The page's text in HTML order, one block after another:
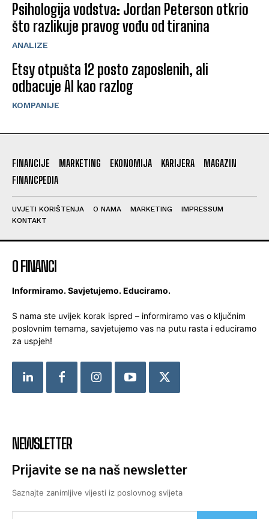
Psihologija vodstva: Jordan Peterson otkrio
što razlikuje pravog vođu od tiranina
ANALIZE
Etsy otpušta 12 posto zaposlenih, ali
odbacuje AI kao razlog
KOMPANIJE
FINANCIJE MARKETING EKONOMIJA KARIJERA
MAGAZIN
FINANCPEDIA
UVJETI KORIŠTENJA O NAMA MARKETING
IMPRESSUM
KONTAKT
O FINANCI
Informiramo. Savjetujemo. Educiramo.
S nama ste uvijek korak ispred – informiramo vas o ključnim
poslovnim temama, savjetujemo vas na putu rasta i educiramo
za uspjeh!
NEWSLETTER
Prijavite se na naš newsletter
Saznajte zanimljive vijesti iz poslovnog svijeta